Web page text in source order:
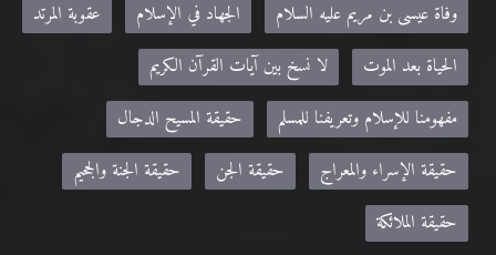
الحياة بعد الموت
لا نسخ بين آيات القرآن الكريم
مفهومنا للإسلام وتعريفنا للمسلم
حقيقة المسيح الدجال
حقيقة الإسراء والمعراج
حقيقة الجن
حقيقة الجنة والجحيم
حقيقة الملائكة
مواقع صديقة: